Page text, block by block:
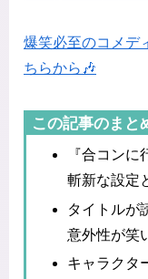
爆笑必至のコメデ
ちらから🎶
この記事のまと
『合コンに
斬新な設定
タイトルが
意外性が笑
キャラクタ